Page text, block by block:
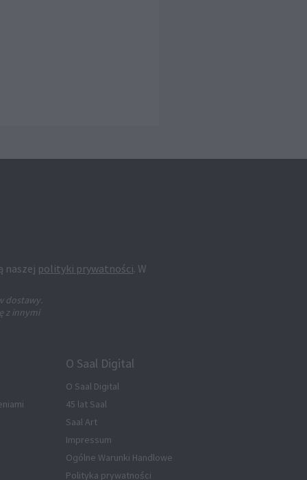
naszej polityki prywatności. W
dostawy.
z innymi
O Saal Digital
O Saal Digital
45 lat Saal
Saal Art
Impressum
Ogólne Warunki Handlowe
Polityka prywatności